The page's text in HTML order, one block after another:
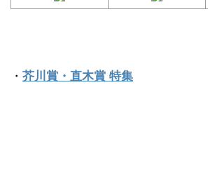
・ 芥川賞・直木賞 特集